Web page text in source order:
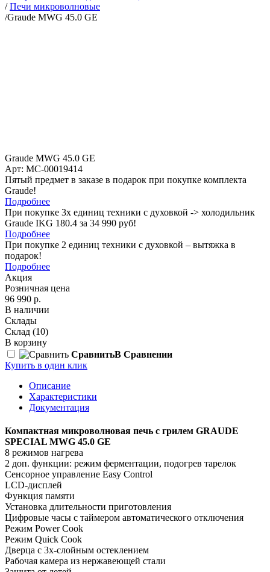
/ Печи микроволновые
/Graude MWG 45.0 GE
Graude MWG 45.0 GE
Арт: МС-00019414
Пятый предмет в заказе в подарок при покупке комплекта
Graude!
Подробнее
При покупке 3х единиц техники с духовкой -> холодильник
Graude IKG 180.4 за 34 990 руб!
Подробнее
При покупке 2 единиц техники с духовкой – вытяжка в
подарок!
Подробнее
Акция
Розничная цена
96 990 р.
В наличии
Склады
Склад (10)
В корзину
СравнитьВ Сравнении
Купить в один клик
Описание
Характеристики
Документация
Компактная микроволновая печь с грилем GRAUDE
SPECIAL MWG 45.0 GE
8 режимов нагрева
2 доп. функции: режим ферментации, подогрев тарелок
Сенсорное управление Easy Control
LCD-дисплей
Функция памяти
Установка длительности приготовления
Цифровые часы с таймером автоматического отключения
Режим Power Cook
Режим Quick Cook
Дверца с 3х-слойным остеклением
Рабочая камера из нержавеющей стали